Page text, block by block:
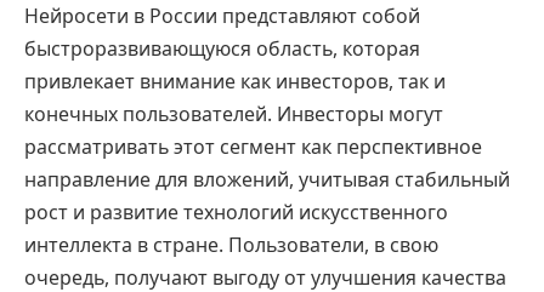
Нейросети в России представляют собой
быстроразвивающуюся область, которая
привлекает внимание как инвесторов, так и
конечных пользователей. Инвесторы могут
рассматривать этот сегмент как перспективное
направление для вложений, учитывая стабильный
рост и развитие технологий искусственного
интеллекта в стране. Пользователи, в свою
очередь, получают выгоду от улучшения качества